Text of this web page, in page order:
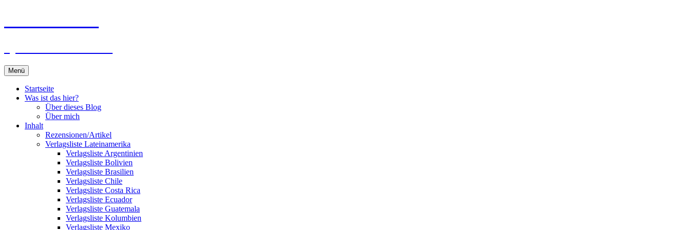
Menü
Startseite
Was ist das hier?
Über dieses Blog
Über mich
Inhalt
Rezensionen/Artikel
Verlagsliste Lateinamerika
Verlagsliste Argentinien
Verlagsliste Bolivien
Verlagsliste Brasilien
Verlagsliste Chile
Verlagsliste Costa Rica
Verlagsliste Ecuador
Verlagsliste Guatemala
Verlagsliste Kolumbien
Verlagsliste Mexiko